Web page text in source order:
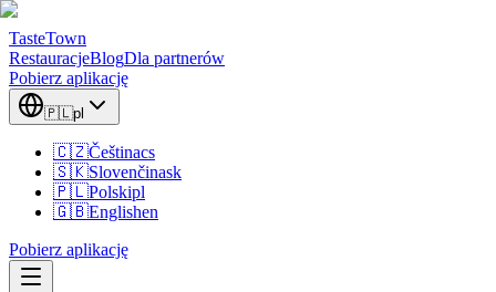
TasteTown
RestauracjeBlogDla partnerów
Pobierz aplikację
🇵🇱pl
🇨🇿Češtinacs
🇸🇰Slovenčinask
🇵🇱Polskipl
🇬🇧Englishen
Pobierz aplikację